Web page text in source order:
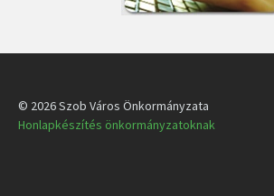
© 2026 Szob Város Önkormányzata
Honlapkészítés önkormányzatoknak